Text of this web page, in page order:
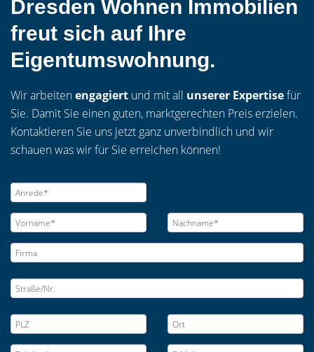
Dresden Wohnen Immobilien
freut sich auf Ihre
Eigentumswohnung.
Wir arbeitenengagiert und mit all unserer Expertisefür
Sie. Damit Sie einen guten, marktgerechten Preis erzielen.
Kontaktieren Sie uns jetzt ganz unverbindlich und wir
schauen was wir für Sie erreichen können!